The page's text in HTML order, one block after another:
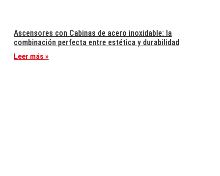
Ascensores con Cabinas de acero inoxidable: la
combinación perfecta entre estética y durabilidad
Leer más »